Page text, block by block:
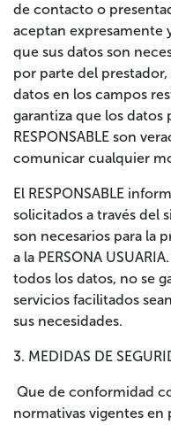
de contacto o
aceptan expresamente
que sus datos son
por parte del
datos en los campos
garantiza que los datos
RESPONSABLE son
comunicar cualquier
El RESPONSABLE
solicitados a través del
son necesarios para la
a la PERSONA
todos los datos, no se
servicios facilitados
sus necesidades.
3. MEDIDAS DE
Que de conformidad
normativas vigentes